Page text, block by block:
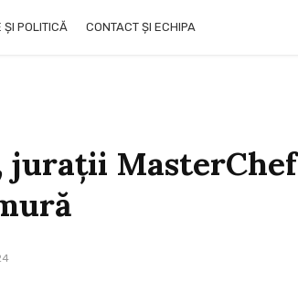
ȘI POLITICĂ CONTACT ȘI ECHIPA
jurații MasterChef